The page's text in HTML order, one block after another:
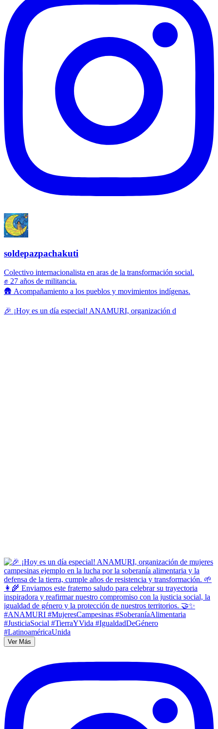
soldepazpachakuti
Colectivo internacionalista en aras de la transformación social.
✊ 27 años de militancia.
🛖 Acompañamiento a los pueblos y movimientos indígenas.
🎉 ¡Hoy es un día especial! ANAMURI, organización d
Ver Más